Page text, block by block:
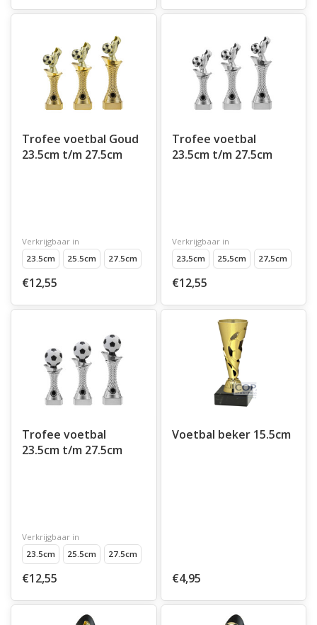
Trofee voetbal Goud
23.5cm t/m 27.5cm
Verkrijgbaar in
23.5cm
25.5cm 27.5cm
€12,55
Trofee voetbal
23.5cm t/m 27.5cm
Verkrijgbaar in
23,5cm
25,5cm 27,5cm
€12,55
Trofee voetbal
23.5cm t/m 27.5cm
Verkrijgbaar in
23.5cm
25.5cm 27.5cm
€12,55
Voetbal beker 15.5cm
€4,95